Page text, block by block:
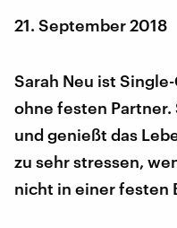
21. September 2018
Sarah Neu ist
ohne festen Partner.
und genießt das
zu sehr stressen,
nicht in einer festen